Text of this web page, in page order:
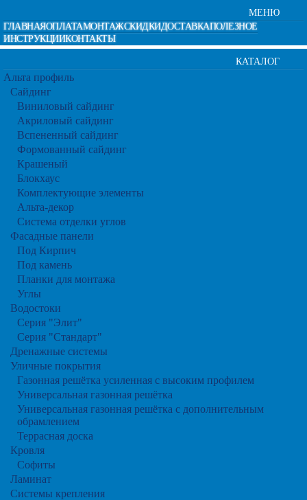
МЕНЮ
ГЛАВНАЯОПЛАТАМОНТАЖСКИДКИДОСТАВКАПОЛЕЗНОЕ
ИНСТРУКЦИИКОНТАКТЫ
КАТАЛОГ
Альта профиль
Сайдинг
Виниловый сайдинг
Акриловый сайдинг
Вспененный сайдинг
Формованный сайдинг
Крашеный
Блокхаус
Комплектующие элементы
Альта-декор
Система отделки углов
Фасадные панели
Под Кирпич
Под камень
Планки для монтажа
Углы
Водостоки
Серия "Элит"
Серия "Стандарт"
Дренажные системы
Уличные покрытия
Газонная решётка усиленная с высоким профилем
Универсальная газонная решётка
Универсальная газонная решётка с дополнительным
обрамлением
Террасная доска
Кровля
Софиты
Ламинат
Системы крепления